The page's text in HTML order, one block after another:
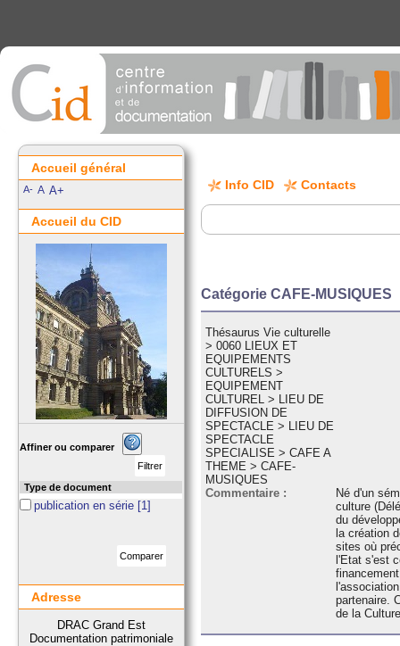
Info CID Contacts
Catégorie CAFE-MUSIQUES
Thésaurus Vie culturelle
>0060 LIEUX ET
EQUIPEMENTS
CULTURELS >
EQUIPEMENT
CULTUREL > LIEU DE
DIFFUSION DE
SPECTACLE > LIEU DE
SPECTACLE
SPECIALISE >CAFE A
THEME >CAFE-
MUSIQUES
Commentaire :
Né d'un
culture
du
la création
sites où
l'Etat s'est
partenaire.
de la
Accueil général
A- A A+
Accueil du CID
Affiner ou comparer
Type de document
publication en série [1]
Adresse
DRAC Grand Est
Documentation patrimoniale